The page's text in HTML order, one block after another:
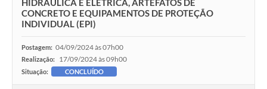
HIDRÁULICA E ELÉTRICA, ARTEFATOS DE
CONCRETO E EQUIPAMENTOS DE PROTEÇÃO
INDIVIDUAL (EPI)
Postagem: 04/09/2024 às 07h00
Realização: 17/09/2024 às 09h00
Situação: CONCLUÍDO